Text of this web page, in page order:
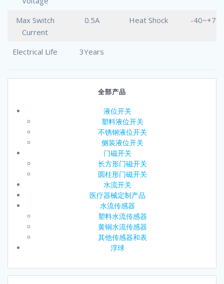
全部产品
液位开关
塑料液位开关
不锈钢液位开关
侧装液位开关
门磁开关
长方形门磁开关
圆柱形门磁开关
水流开关
医疗器械定制产品
水流传感器
塑料水流传感器
黄铜水流传感器
其他传感器和表
浮球
Max Switch
Current
0.5A Heat Shock -
Electrical Life 3Years